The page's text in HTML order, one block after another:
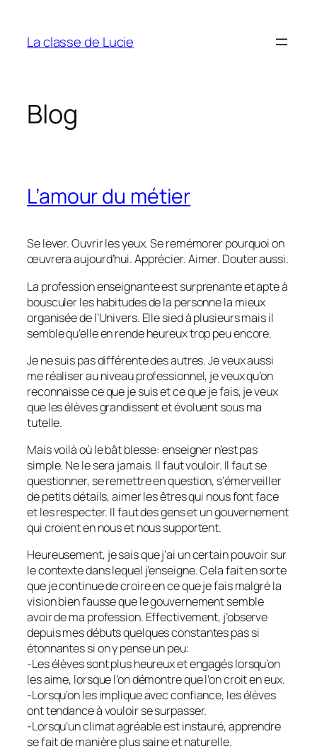
contenu
La classe de Lucie
Blog
L’amour du métier
Se lever. Ouvrir les yeux. Se remémorer pourquoi on
œuvrera aujourd’hui. Apprécier. Aimer. Douter aussi.
La profession enseignante est surprenante et apte à
bousculer les habitudes de la personne la mieux
organisée de l’Univers. Elle sied à plusieurs mais il
semble qu’elle en rende heureux trop peu encore.
Je ne suis pas différente des autres. Je veux aussi
me réaliser au niveau professionnel, je veux qu’on
reconnaisse ce que je suis et ce que je fais, je veux
que les élèves grandissent et évoluent sous ma
tutelle.
Mais voilà où le bât blesse: enseigner n’est pas
simple. Ne le sera jamais. Il faut vouloir. Il faut se
questionner, se remettre en question, s’émerveiller
de petits détails, aimer les êtres qui nous font face
et les respecter. Il faut des gens et un gouvernement
qui croient en nous et nous supportent.
Heureusement, je sais que j’ai un certain pouvoir sur
le contexte dans lequel j’enseigne. Cela fait en sorte
que je continue de croire en ce que je fais malgré la
vision bien fausse que le gouvernement semble
avoir de ma profession. Effectivement, j’observe
depuis mes débuts quelques constantes pas si
étonnantes si on y pense un peu:
-Les élèves sont plus heureux et engagés lorsqu’on
les aime, lorsque l’on démontre que l’on croit en eux.
-Lorsqu’on les implique avec confiance, les élèves
ont tendance à vouloir se surpasser.
-Lorsqu’un climat agréable est instauré, apprendre
se fait de manière plus saine et naturelle.